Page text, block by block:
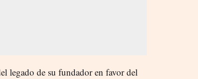
legado de su fundador en favor del